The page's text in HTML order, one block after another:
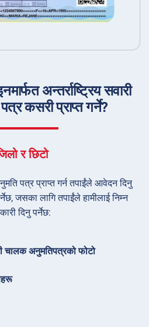
अन्तर्राष्ट्रिय सवारी
कसरी प्राप्त गर्ने?
र छिटो
पत्र प्राप्त गर्न तपाईंले आवेदन दिनु
जसका लागि तपाईंले हामीलाई निम्न
दिनु पर्नेछ:
चालक अनुमतिपत्रको फोटो